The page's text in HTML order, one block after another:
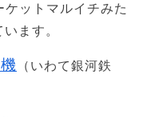
ットマルイチみた
ます。
（いわて銀河鉄